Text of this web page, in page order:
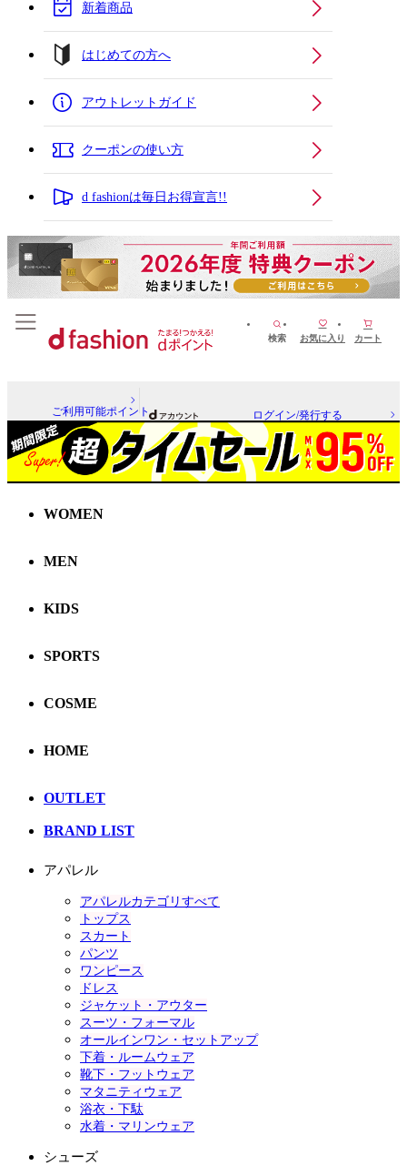
新着商品
はじめての方へ
アウトレットガイド
クーポンの使い方
d fashionは毎日お得宣言!!
検索 お気に入り カート
ご利用可能ポイント ログイン/発行する
WOMEN
MEN
KIDS
SPORTS
COSME
HOME
OUTLET
BRAND LIST
アパレル
アパレルカテゴリすべて
トップス
スカート
パンツ
ワンピース
ドレス
ジャケット・アウター
スーツ・フォーマル
オールインワン・セットアップ
下着・ルームウェア
靴下・フットウェア
マタニティウェア
浴衣・下駄
水着・マリンウェア
シューズ